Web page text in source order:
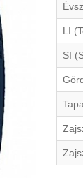
LI
SI